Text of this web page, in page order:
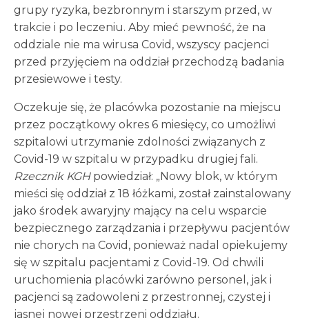
grupy ryzyka, bezbronnym i starszym przed, w
trakcie i po leczeniu. Aby mieć pewność, że na
oddziale nie ma wirusa Covid, wszyscy pacjenci
przed przyjęciem na oddział przechodzą badania
przesiewowe i testy.
Oczekuje się, że placówka pozostanie na miejscu
przez początkowy okres 6 miesięcy, co umożliwi
szpitalowi utrzymanie zdolności związanych z
Covid-19 w szpitalu w przypadku drugiej fali.
Rzecznik KGH powiedział: „Nowy blok, w którym
mieści się oddział z 18 łóżkami, został zainstalowany
jako środek awaryjny mający na celu wsparcie
bezpiecznego zarządzania i przepływu pacjentów
nie chorych na Covid, ponieważ nadal opiekujemy
się w szpitalu pacjentami z Covid-19. Od chwili
uruchomienia placówki zarówno personel, jak i
pacjenci są zadowoleni z przestronnej, czystej i
jasnej nowej przestrzeni oddziału.